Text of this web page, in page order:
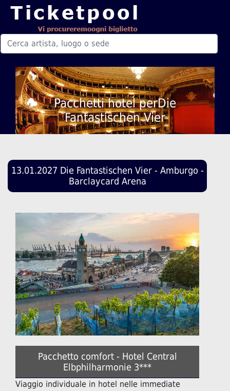
Pacchetti hotel perDie
Fantastischen Vier
13.01.2027 Die Fantastischen Vier - Amburgo -
Barclaycard Arena
Pacchetto comfort - Hotel Central
Elbphilharmonie 3***
Viaggio individuale in hotel nelle immediate